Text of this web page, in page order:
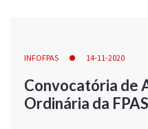
INFOFPAS 14-11-2020
Convocatória de
Ordinária da